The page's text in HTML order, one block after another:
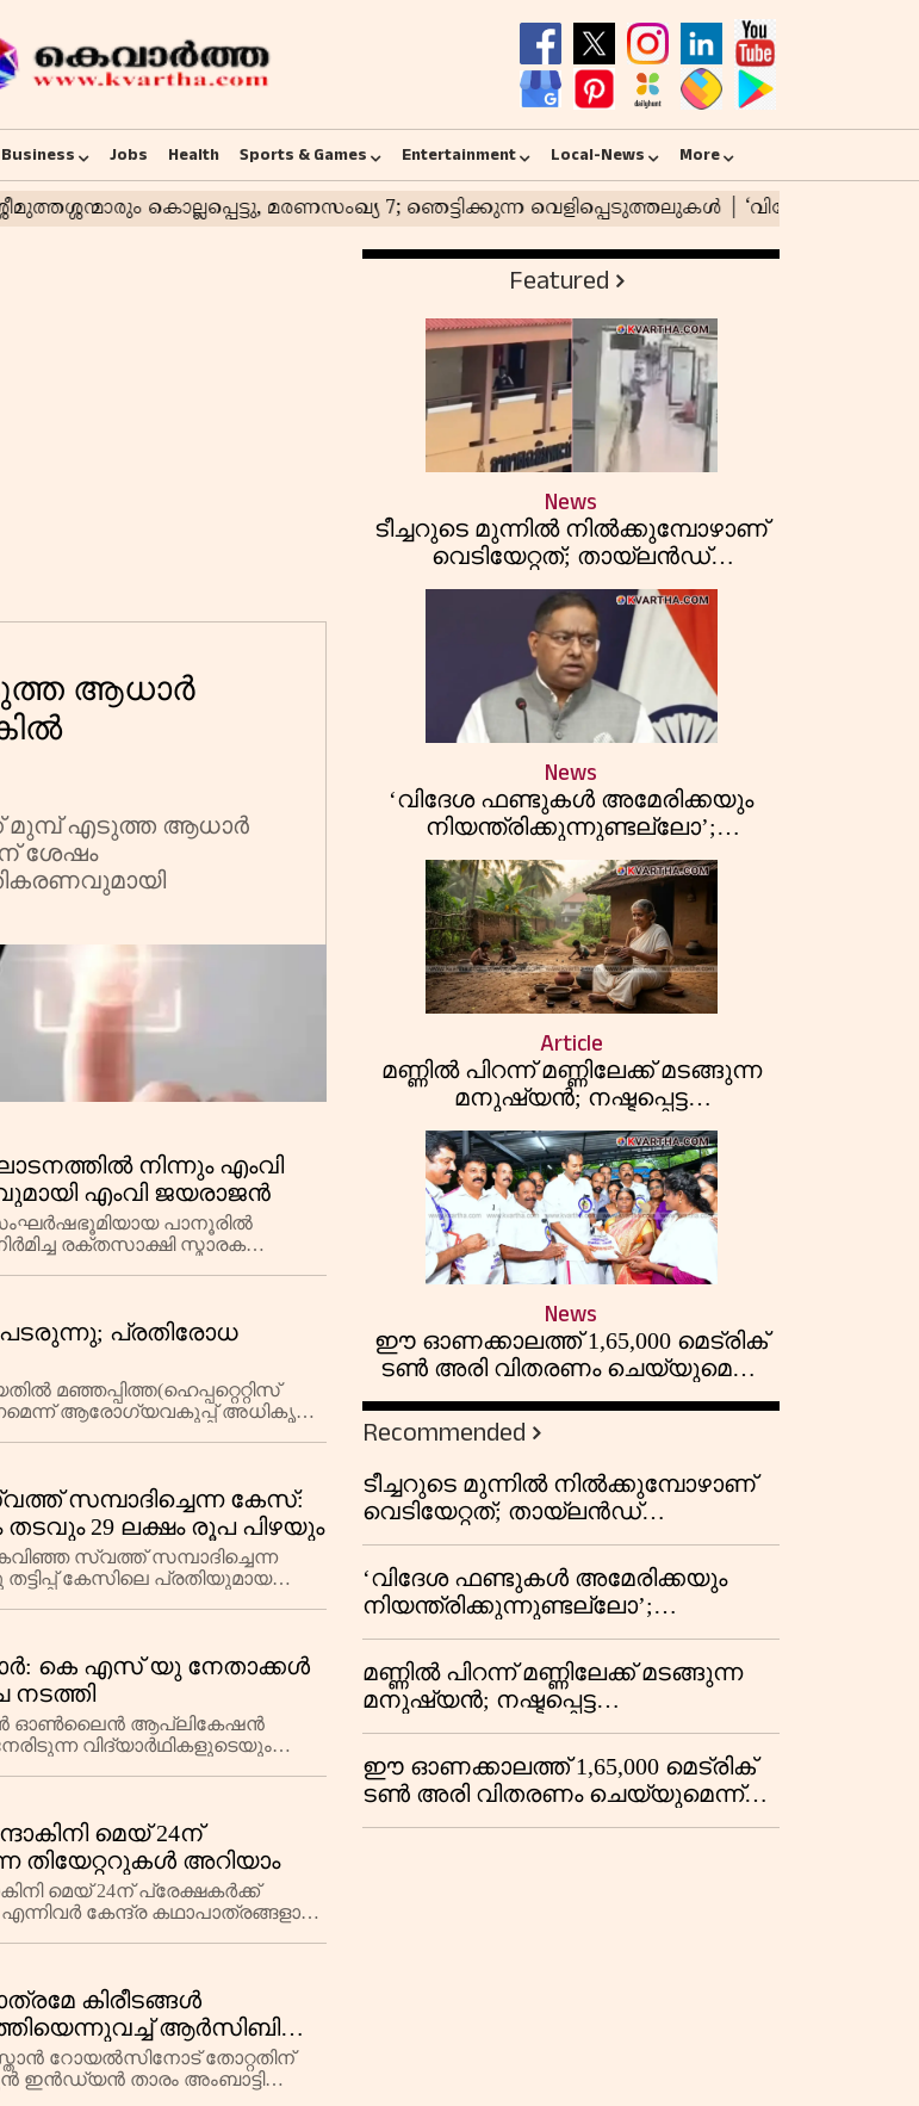
Business Jobs Health Sports & Games Entertainment Local-News More
ആധാര്‍
മുമ്പ് എടുത്ത ആധാര്‍
ശേഷം
നിന്നും എംവി
എംവി ജയരാജന്‍
സംഘര്‍ഷഭൂമിയായ പാനൂരില്‍
രക്തസാക്ഷി സ്മാരക
പടരുന്നു; പ്രതിരോധ
മഞ്ഞപ്പിത്ത(ഹെപ്പറ്റെറ്റിസ്
ആരോഗ്യവകുപ്പ് അധികൃതര്‍
സമ്പാദിച്ചെന്ന കേസ്:
29 ലക്ഷം രൂപ പിഴയും
സ്വത്ത് സമ്പാദിച്ചെന്ന
കേസിലെ പ്രതിയുമായ
കെ എസ് യു നേതാക്കള്‍
നടത്തി
ഓണ്‍ലൈന്‍ ആപ്ലികേഷന്‍
വിദ്യാര്‍ഥികളുടെയും
മെയ് 24ന്
തിയേറ്ററുകള്‍ അറിയാം
മെയ് 24ന് പ്രേക്ഷകര്‍ക്ക്
കേന്ദ്ര കഥാപാത്രങ്ങളായ
കിരീടങ്ങള്‍
ആര്‍സിബിക്ക്
മുന്‍ ഇന്‍ഡ്യന്‍ താരം
റോയല്‍സിനോട് തോറ്റതിന്
ഇന്‍ഡ്യന്‍ താരം അംബാട്ടി
Featured
News
ടീച്ചറുടെ മുന്നിൽ നിൽക്കുമ്പോഴാണ്
വെടിയേറ്റത്; തായ്‌ലൻഡ്
വെടിവെപ്പിൽ അഞ്ച് അധ്യാപകരും
മുത്തശ്ശീമുത്തശ്ശന്മാരും കൊല്ലപ്പെട്ടു,
മരണസംഖ്യ 7; ഞെട്ടിക്കുന്ന
വെളിപ്പെടുത്തലുകൾ
News
‘വിദേശ ഫണ്ടുകൾ അമേരിക്കയും
നിയന്ത്രിക്കുന്നുണ്ടല്ലോ’;
എഫ്സിആർഎ ബില്ലിലെ യുഎസ്
വിമർശനങ്ങൾക്ക് മറുപടിയുമായി
ഇന്ത്യ
Article
മണ്ണിൽ പിറന്ന് മണ്ണിലേക്ക് മടങ്ങുന്ന
മനുഷ്യൻ; നഷ്ടപ്പെട്ട
പഴയകാലത്തിൻ്റെ മധുരിക്കുന്ന
ഓർമക്കുറിപ്പ്
News
ഈ ഓണക്കാലത്ത് 1,65,000 മെട്രിക്
ടൺ അരി വിതരണം ചെയ്യുമെന്ന്
മന്ത്രി അനൂപ് ജേക്കബ്;
സഞ്ചരിക്കുന്ന റേഷൻ കടകൾക്ക്
Recommended
ടീച്ചറുടെ മുന്നിൽ നിൽക്കുമ്പോഴാണ്
വെടിയേറ്റത്; തായ്‌ലൻഡ്
വെടിവെപ്പിൽ അഞ്ച് അധ്യാപകരും
മുത്തശ്ശീമുത്തശ്ശന്മാരും കൊല്ലപ്പെട്ടു,
മരണസംഖ്യ 7; ഞെട്ടിക്കുന്ന
വെളിപ്പെടുത്തലുകൾ
‘വിദേശ ഫണ്ടുകൾ അമേരിക്കയും
നിയന്ത്രിക്കുന്നുണ്ടല്ലോ’;
എഫ്സിആർഎ ബില്ലിലെ യുഎസ്
വിമർശനങ്ങൾക്ക് മറുപടിയുമായി
ഇന്ത്യ
മണ്ണിൽ പിറന്ന് മണ്ണിലേക്ക് മടങ്ങുന്ന
മനുഷ്യൻ; നഷ്ടപ്പെട്ട
പഴയകാലത്തിൻ്റെ മധുരിക്കുന്ന
ഓർമക്കുറിപ്പ്
ഈ ഓണക്കാലത്ത് 1,65,000 മെട്രിക്
ടൺ അരി വിതരണം ചെയ്യുമെന്ന്
മന്ത്രി അനൂപ് ജേക്കബ്;